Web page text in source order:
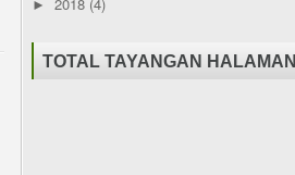
►
TOTAL TAYANGAN HALAMAN